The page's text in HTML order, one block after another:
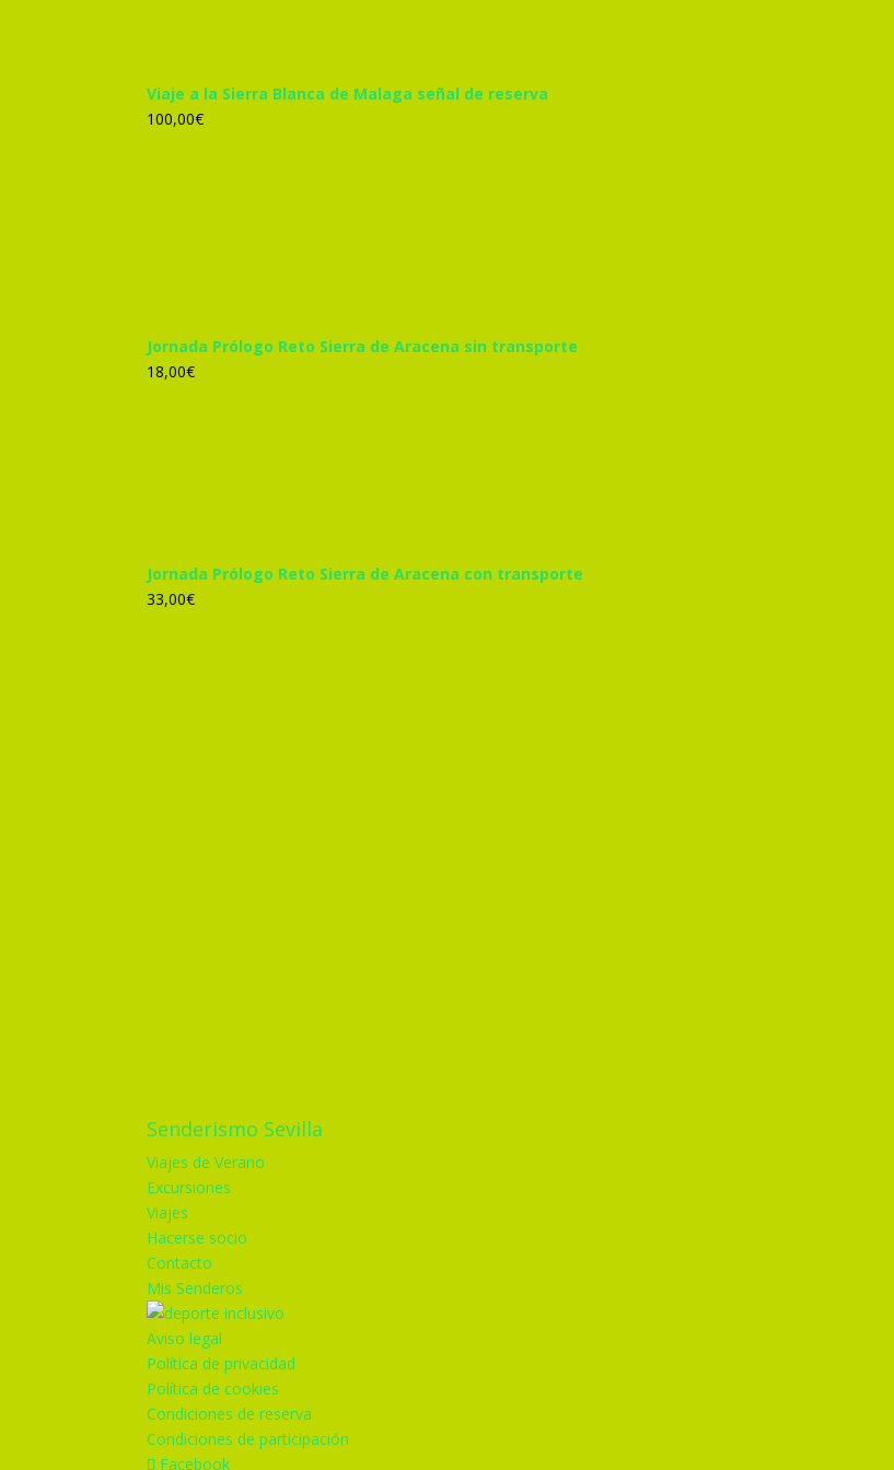
Viaje a la Sierra Blanca de Malaga señal de reserva
100,00€
Jornada Prólogo Reto Sierra de Aracena sin transporte
18,00€
Jornada Prólogo Reto Sierra de Aracena con transporte
33,00€
Senderismo Sevilla
Viajes de Verano
Excursiones
Viajes
Hacerse socio
Contacto
Mis Senderos
Aviso legal
Política de privacidad
Política de cookies
Condiciones de reserva
Condiciones de participación
Facebook